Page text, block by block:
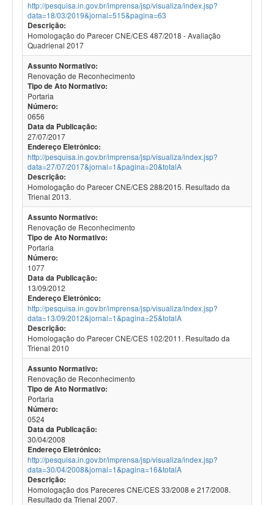
http://pesquisa.in.gov.br/imprensa/jsp/visualiza/index.jsp?
data=18/03/2019&jornal=515&pagina=63
Descrição:
Homologação do Parecer CNE/CES 487/2018 - Avaliação
Quadrienal 2017
Assunto Normativo:
Renovação de Reconhecimento
Tipo de Ato Normativo:
Portaria
Número:
0656
Data da Publicação:
27/07/2017
Endereço Eletrônico:
http://pesquisa.in.gov.br/imprensa/jsp/visualiza/index.jsp?
data=27/07/2017&jornal=1&pagina=20&totalA
Descrição:
Homologação do Parecer CNE/CES 288/2015. Resultado da
Trienal 2013.
Assunto Normativo:
Renovação de Reconhecimento
Tipo de Ato Normativo:
Portaria
Número:
1077
Data da Publicação:
13/09/2012
Endereço Eletrônico:
http://pesquisa.in.gov.br/imprensa/jsp/visualiza/index.jsp?
data=13/09/2012&jornal=1&pagina=25&totalA
Descrição:
Homologação do Parecer CNE/CES 102/2011. Resultado da
Trienal 2010
Assunto Normativo:
Renovação de Reconhecimento
Tipo de Ato Normativo:
Portaria
Número:
0524
Data da Publicação:
30/04/2008
Endereço Eletrônico:
http://pesquisa.in.gov.br/imprensa/jsp/visualiza/index.jsp?
data=30/04/2008&jornal=1&pagina=16&totalA
Descrição:
Homologação dos Pareceres CNE/CES 33/2008 e 217/2008.
Resultado da Trienal 2007.